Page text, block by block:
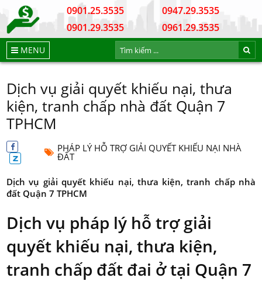
0901.25.3535
0901.29.3535
0947.29.3535
0961.29.3535
MENU
Dịch vụ giải quyết khiếu nại, thưa
kiện, tranh chấp nhà đất Quận 7
TPHCM
PHÁP LÝ HỖ TRỢ GIẢI QUYẾT KHIẾU NẠI NHÀ
ĐẤT
Dịch vụ giải quyết khiếu nại, thưa kiện, tranh chấp nhà
đất Quận 7 TPHCM
Dịch vụ pháp lý hỗ trợ giải
quyết khiếu nại, thưa kiện,
tranh chấp đất đai ở tại Quận 7